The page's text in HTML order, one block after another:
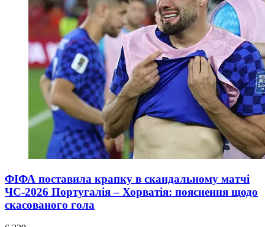
ФІФА поставила крапку в скандальному матчі
ЧС-2026 Португалія – Хорватія: пояснення щодо
скасованого гола